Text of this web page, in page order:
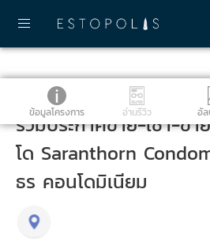
ข้อมูลโครงการ อ่านรีวิว อั
รวมประกาศขาย-เช่า-ข
โด Saranthorn
ธร คอนโดมิเนียม